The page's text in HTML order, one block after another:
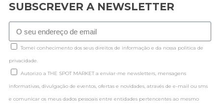
SUBSCREVER A NEWSLETTER
Tomei conhecimento dos seus direitos de informação e da nossa politica de
privacidade.
Autorizo a THE SPOT MARKET a enviar-me newsletters, mensagens
informativas, divulgação de eventos, ofertas e novidades, através de e-mail ou sms
e comunicar os meus dados pessoais entre entidades pertencentes ao mesmo